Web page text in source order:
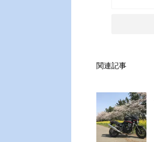
関連記事